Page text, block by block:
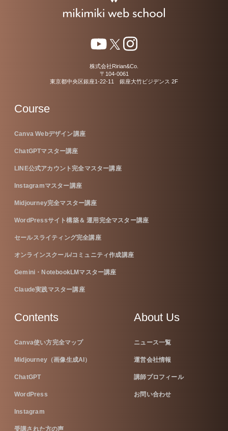
株式会社Ririan&Co.
〒104-0061
東京都中央区銀座1-22-11 銀座大竹ビジデンス 2F
Course
Canva Webデザイン講座
ChatGPTマスター講座
LINE公式アカウント完全マスター講座
Instagramマスター講座
Midjourney完全マスター講座
WordPressサイト構築＆ 運用完全マスター講座
セールスライティング完全講座
オンラインスクール/コミュニティ作成講座
Gemini・NotebookLMマスター講座
Claude実践マスター講座
Contents
Canva使い方完全マップ
Midjourney（画像生成AI）
ChatGPT
WordPress
Instagram
受講された方の声
About Us
ニュース一覧
運営会社情報
講師プロフィール
お問い合わせ